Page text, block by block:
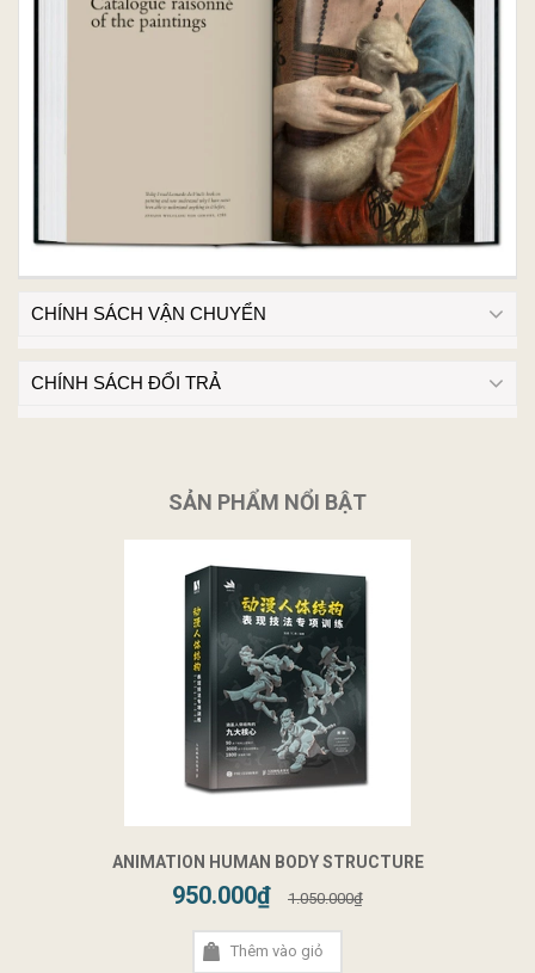
CHÍNH SÁCH VẬN CHUYỂN
CHÍNH SÁCH ĐỔI TRẢ
SẢN PHẨM NỔI BẬT
ANIMATION HUMAN BODY STRUCTURE
950.000₫ 1.050.000₫
Thêm vào giỏ